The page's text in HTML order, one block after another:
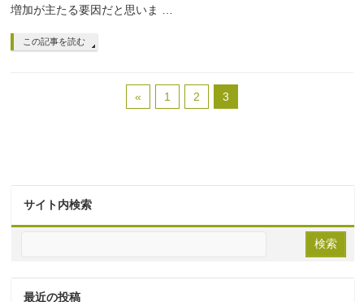
増加が主たる要因だと思いま …
この記事を読む
« 1 2 3
サイト内検索
最近の投稿